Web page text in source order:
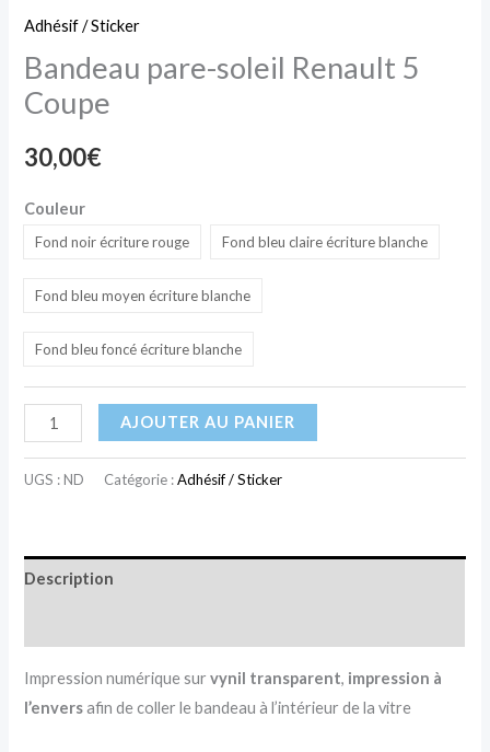
Adhésif / Sticker
Bandeau pare-soleil Renault 5
Coupe
30,00€
Couleur
Fond noir écriture rouge Fond bleu claire écriture blanche
Fond bleu moyen écriture blanche
Fond bleu foncé écriture blanche
AJOUTER AU PANIER
UGS :ND Catégorie :Adhésif / Sticker
Description
Impression numérique sur vynil transparent, impression à
l’enversafin de coller le bandeau à l’intérieur de la vitre